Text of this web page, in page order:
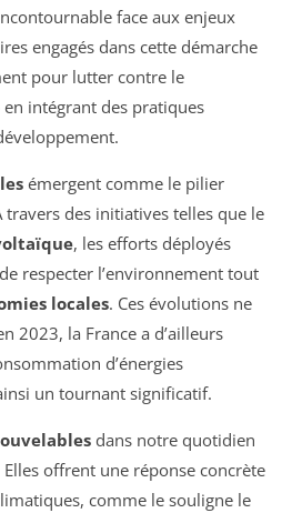
face aux enjeux
engagés dans cette démarche
pour lutter contre le
en intégrant des pratiques
émergent comme le pilier
travers des initiatives telles que le
, les efforts déployés
respecter l’environnement tout
locales. Ces évolutions ne
2023, la France a d’ailleurs
d’énergies
un tournant significatif.
dans notre quotidien
offrent une réponse concrète
comme le souligne le